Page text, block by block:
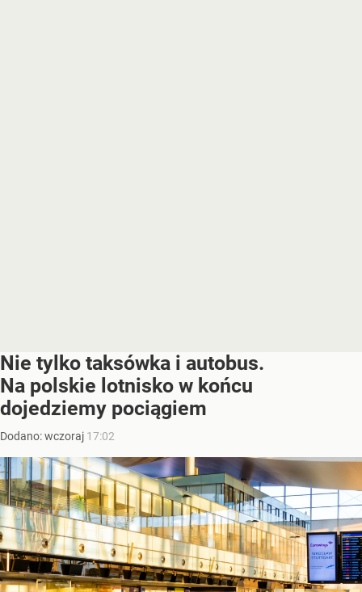
Nie tylko taksówka i autobus.
Na polskie lotnisko w końcu
dojedziemy pociągiem
Dodano:wczoraj 17:02